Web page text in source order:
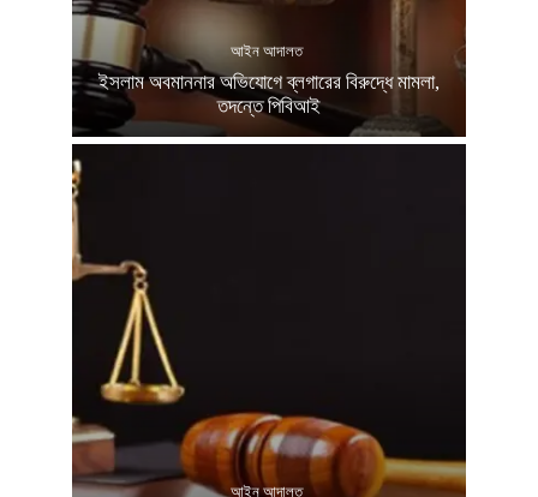
আইন আদালত
ইসলাম অবমাননার অভিযোগে ব্লগারের বিরুদ্ধে মামলা,
তদন্তে পিবিআই
আইন আদালত